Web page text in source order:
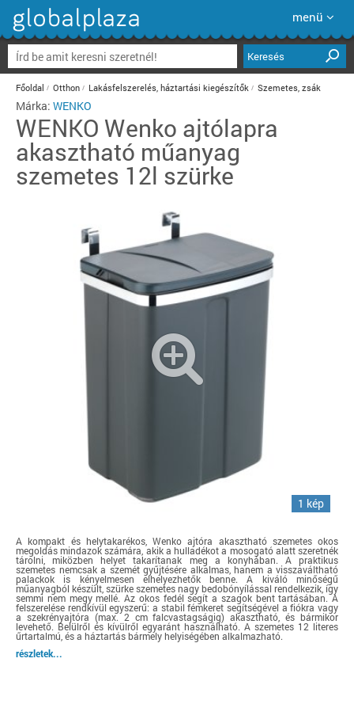
menü
Keresés
Főoldal Otthon Lakásfelszerelés, háztartási kiegészítők Szemetes, zsák
Márka: WENKO
WENKO Wenko ajtólapra
akasztható műanyag
szemetes 12l szürke
1 kép
A kompakt és helytakarékos, Wenko ajtóra akasztható szemetes okos
megoldás mindazok számára, akik a hulladékot a mosogató alatt szeretnék
tárolni, miközben helyet takarítanak meg a konyhában. A praktikus
szemetes nemcsak a szemét gyűjtésére alkalmas, hanem a visszaváltható
palackok is kényelmesen elhelyezhetők benne. A kiváló minőségű
műanyagból készült, szürke szemetes nagy bedobónyílással rendelkezik, így
semmi nem megy mellé. Az okos fedél segít a szagok bent tartásában. A
felszerelése rendkívül egyszerű: a stabil fémkeret segítségével a fiókra vagy
a szekrényajtóra (max. 2 cm falcvastagságig) akasztható, és bármikor
levehető. Belülről és kívülről egyaránt használható. A szemetes 12 literes
űrtartalmú, és a háztartás bármely helyiségében alkalmazható.
részletek...